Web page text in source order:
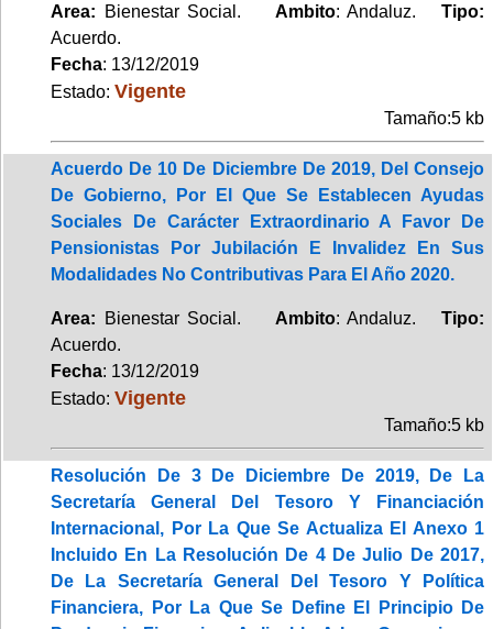
Area: Bienestar Social. Ambito: Andaluz.Tipo:
Acuerdo.
Fecha: 13/12/2019
Estado: Vigente
Tamaño:5 kb
Acuerdo De 10 De Diciembre De 2019, Del Consejo
De Gobierno, Por El Que Se Establecen Ayudas
Sociales De Carácter Extraordinario A Favor De
Pensionistas Por Jubilación E Invalidez En Sus
Modalidades No Contributivas Para El Año 2020.
Area: Bienestar Social. Ambito: Andaluz.Tipo:
Acuerdo.
Fecha: 13/12/2019
Estado: Vigente
Tamaño:5 kb
Resolución De 3 De Diciembre De 2019, De La
Secretaría General Del Tesoro Y Financiación
Internacional, Por La Que Se Actualiza El Anexo 1
Incluido En La Resolución De 4 De Julio De 2017,
De La Secretaría General Del Tesoro Y Política
Financiera, Por La Que Se Define El Principio De